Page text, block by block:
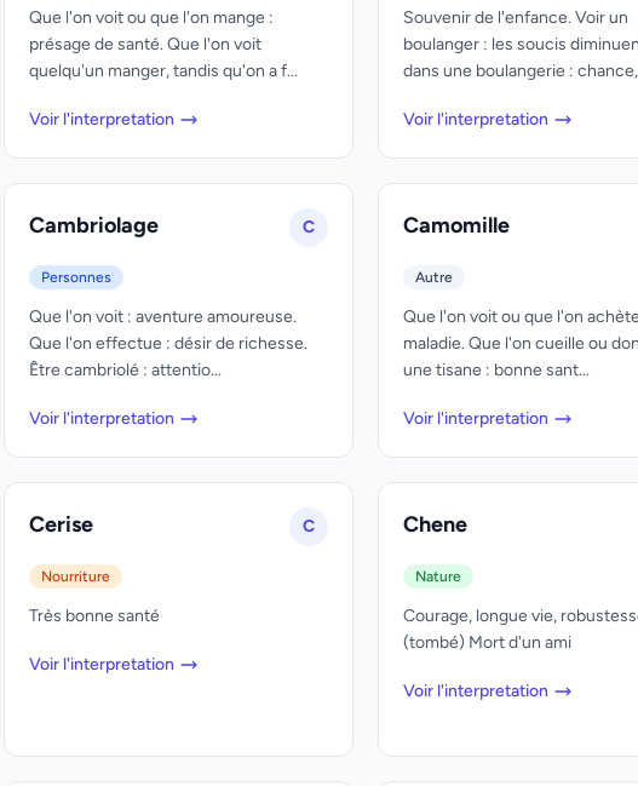
Que l'on voit ou que l'on mange :
présage de santé. Que l'on voit
quelqu'un manger, tandis qu'on a f...
Voir l'interpretation
Souvenir de l'enfance. Voir un
boulanger : les soucis
dans une boulangerie :
Voir l'interpretation
Cambriolage C
Personnes
Que l'on voit : aventure amoureuse.
Que l'on effectue : désir de richesse.
Être cambriolé : attentio...
Voir l'interpretation
Camomille
Autre
Que l'on voit ou que l'on
maladie. Que l'on cueille ou
une tisane : bonne sant...
Voir l'interpretation
Cerise C
Nourriture
Très bonne santé
Voir l'interpretation
Chene
Nature
Courage, longue vie,
(tombé) Mort d'un ami
Voir l'interpretation